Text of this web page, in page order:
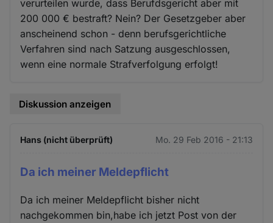
verurteilen wurde, dass Berufdsgericht aber mit
200 000 € bestraft? Nein? Der Gesetzgeber aber
anscheinend schon - denn berufsgerichtliche
Verfahren sind nach Satzung ausgeschlossen,
wenn eine normale Strafverfolgung erfolgt!
Diskussion anzeigen
Hans (nicht überprüft) Mo. 29 Feb 2016 - 21:13
Da ich meiner Meldepflicht
Da ich meiner Meldepflicht bisher nicht
nachgekommen bin,habe ich jetzt Post von der